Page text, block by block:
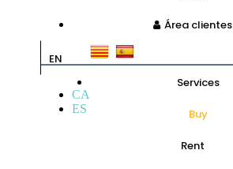
Área clientes
EN
CA
ES
Services
Buy
Rent